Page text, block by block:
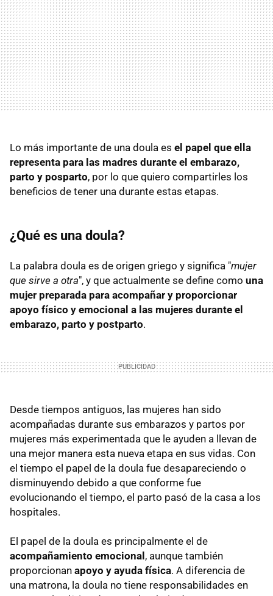
Lo más importante de una doula es el papel que ella
representa para las madres durante el embarazo,
parto y posparto, por lo que quiero compartirles los
beneficios de tener una durante estas etapas.
¿Qué es una doula?
La palabra doula es de origen griego y significa "mujer
que sirve a otra", y que actualmente se define como una
mujer preparada para acompañar y proporcionar
apoyo físico y emocional a las mujeres durante el
embarazo, parto y postparto.
Desde tiempos antiguos, las mujeres han sido
acompañadas durante sus embarazos y partos por
mujeres más experimentada que le ayuden a llevan de
una mejor manera esta nueva etapa en sus vidas. Con
el tiempo el papel de la doula fue desapareciendo o
disminuyendo debido a que conforme fue
evolucionando el tiempo, el parto pasó de la casa a los
hospitales.
El papel de la doula es principalmente el de
acompañamiento emocional, aunque también
proporcionan apoyo y ayuda física. A diferencia de
una matrona, la doula no tiene responsabilidades en